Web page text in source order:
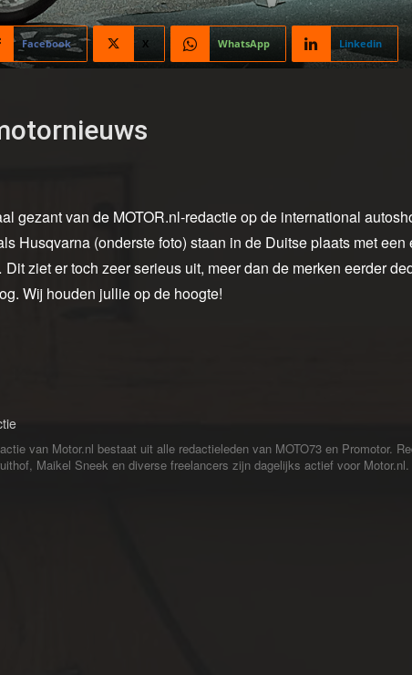
Facebook X WhatsApp Linkedin
gezant van de MOTOR.nl-redactie op de international
Husqvarna (onderste foto) staan in de Duitse plaats met een
ziet er toch zeer serieus uit, meer dan de merken eerder
Wij houden jullie op de hoogte!
van Motor.nl bestaat uit alle redactieleden van MOTO73 en Promotor.
Maikel Sneek en diverse freelancers zijn dagelijks actief voor Motor.nl.